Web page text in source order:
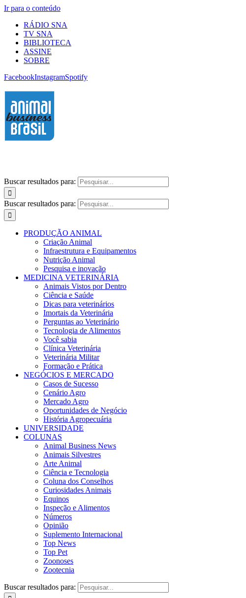
Ir para o conteúdo
RÁDIO SNA
TV SNA
BIBLIOTECA
ASSINE
SOBRE
FacebookInstagramSpotify
Buscar resultados para:
Buscar resultados para:
PRODUÇÃO ANIMAL
Criação Animal
Infraestrutura e Equipamentos
Nutrição Animal
Pesquisa e inovação
MEDICINA VETERINÁRIA
Animais Vistos por Dentro
Ciência e Saúde
Dicas para veterinários
Imortais da Veterinária
Perguntas ao Veterinário
Tecnologia de Alimentos
Você sabia
Clínica Veterinária
Veterinária Militar
Formação e Prática
NEGÓCIOS E MERCADO
Casos de Sucesso
Cenário Agro
Mercado Agro
Oportunidades de Negócio
História Agropecuária
UNIVERSIDADE
COLUNAS
Animal Business News
Animais Silvestres
Arte Animal
Ciência e Tecnologia
Coluna dos Conselhos
Curiosidades Animais
Equinos
Inspeção e Alimentos
Números
Opinião
Suplemento Internacional
Top News
Top Pet
Zoonoses
Zootecnia
Buscar resultados para: